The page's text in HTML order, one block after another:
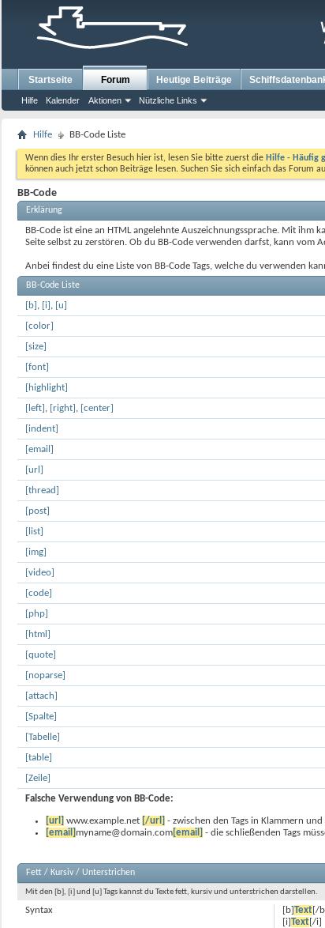
Startseite Forum
Hilfe Kalender Aktionen Nützliche Links
Heutige Beiträge
Hilfe BB-Code Liste
Wenn dies Ihr erster Besuch hier ist, lesen Sie bitte zuerst die Hilfe - Häufig
können auch jetzt schon Beiträge lesen. Suchen Sie sich einfach das Forum
BB-Code
Erklärung
BB-Code ist eine an HTML angelehnte Auszeichnungssprache. Mit
Seite selbst zu zerstören. Ob du BB-Code verwenden darfst, kann
Anbei findest du eine Liste von BB-Code Tags, welche du verwenden
BB-Code Liste
[b] , [i] , [u]
[color]
[size]
[font]
[highlight]
[left] , [right] , [center]
[indent]
[email]
[url]
[thread]
[post]
[list]
[img]
[video]
[code]
[php]
[html]
[quote]
[noparse]
[attach]
[Spalte]
[Tabelle]
[table]
[Zeile]
Falsche Verwendung von BB-Code:
[url] www.example.net [/url] - zwischen den Tags in Klammern
[email] myname@domain.com[email] - die schließenden Tags
Fett / Kursiv / Unterstrichen
Mit den [b], [i] und [u] Tags kannst du Texte fett, kursiv und unterstrichen darstellen.
[b]Text[/
[i]Text[/i]
Syntax